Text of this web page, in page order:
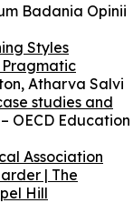
Badania Opinii
Styles
Atharva Salvi
studies and
– OECD Education
Association
| The
Hill